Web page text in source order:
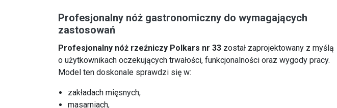
Profesjonalny nóż gastronomiczny do wymagających
zastosowań
Profesjonalny nóż rzeźniczy Polkars nr 33 został zaprojektowany z myślą
o użytkownikach oczekujących trwałości, funkcjonalności oraz wygody pracy.
Model ten doskonale sprawdzi się w:
zakładach mięsnych,
masarniach,